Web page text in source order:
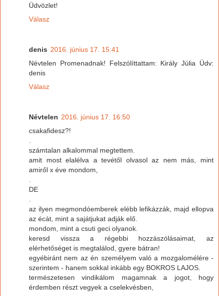
Üdvözlet!
Válasz
denis 2016. június 17. 15:41
Névtelen Promenadnak! Felszólíttattam: Király Júlia Üdv:
denis
Válasz
Névtelen 2016. június 17. 16:50
csakafidesz?!
számtalan alkalommal megtettem.
amit most elalélva a tevétől olvasol az nem más, mint
amiről x éve mondom,
DE
az ilyen megmondóemberek elébb lefikázzák, majd ellopva
az écát, mint a sajátjukat adják elő.
mondom, mint a csuti geci olyanok.
keresd vissza a régebbi hozzászólásaimat, az
elérhetőséget is megtalálod, gyere bátran!
egyébiránt nem az én személyem való a mozgalomélére -
szerintem - hanem sokkal inkább egy BOKROS LAJOS.
természetesen vindikálom magamnak a jogot, hogy
érdemben részt vegyek a cselekvésben,